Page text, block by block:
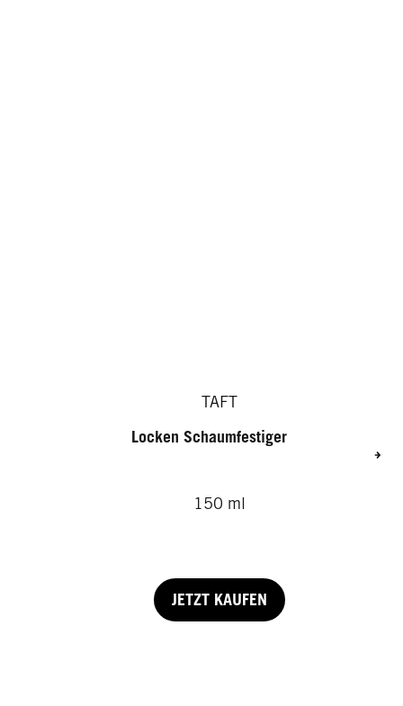
TAFT
Locken Schaumfestiger
150 ml
JETZT KAUFEN